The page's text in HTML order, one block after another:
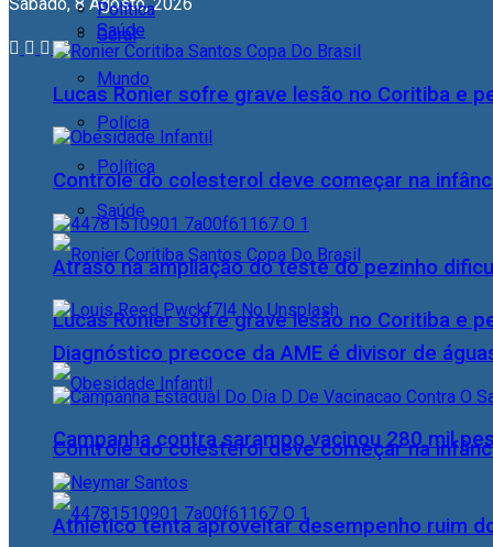
Geral
Mundo
Polícia
Política
Saúde
Lucas Ronier sofre grave lesão no Coritiba e
Controle do colesterol deve começar na
Política
Saúde
Lucas Ronier sofre grave lesão no Coritiba e
Controle do colesterol deve começar na
Atraso na ampliação do teste do pezinho
Diagnóstico precoce da AME é divisor de
Campanha contra sarampo vacinou 280 mil
Athletico tenta aproveitar desempenho ruim